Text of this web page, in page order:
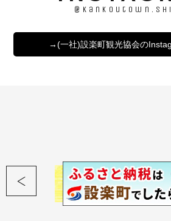
→(一社)設楽町観光協会の